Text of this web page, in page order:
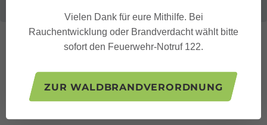
Vielen Dank für eure Mithilfe. Bei
Rauchentwicklung oder Brandverdacht wählt bitte
sofort den Feuerwehr-Notruf 122.
ZUR WALDBRANDVERORDNUNG